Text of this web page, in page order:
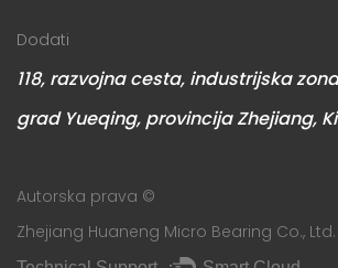
Dodati
118, razvojna cesta, industrijska
grad Yueqing, provincija Zhejiang,
Autorska prava ©
Zhejiang Huaneng Micro Bearing Co., Ltd.